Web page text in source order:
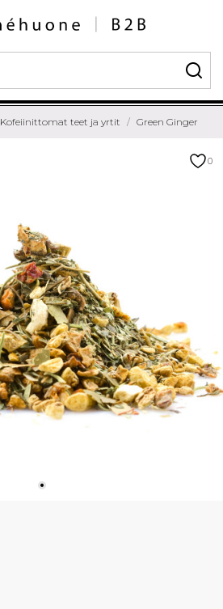
Kofeiinittomat teet ja yrtit Green Ginger
0